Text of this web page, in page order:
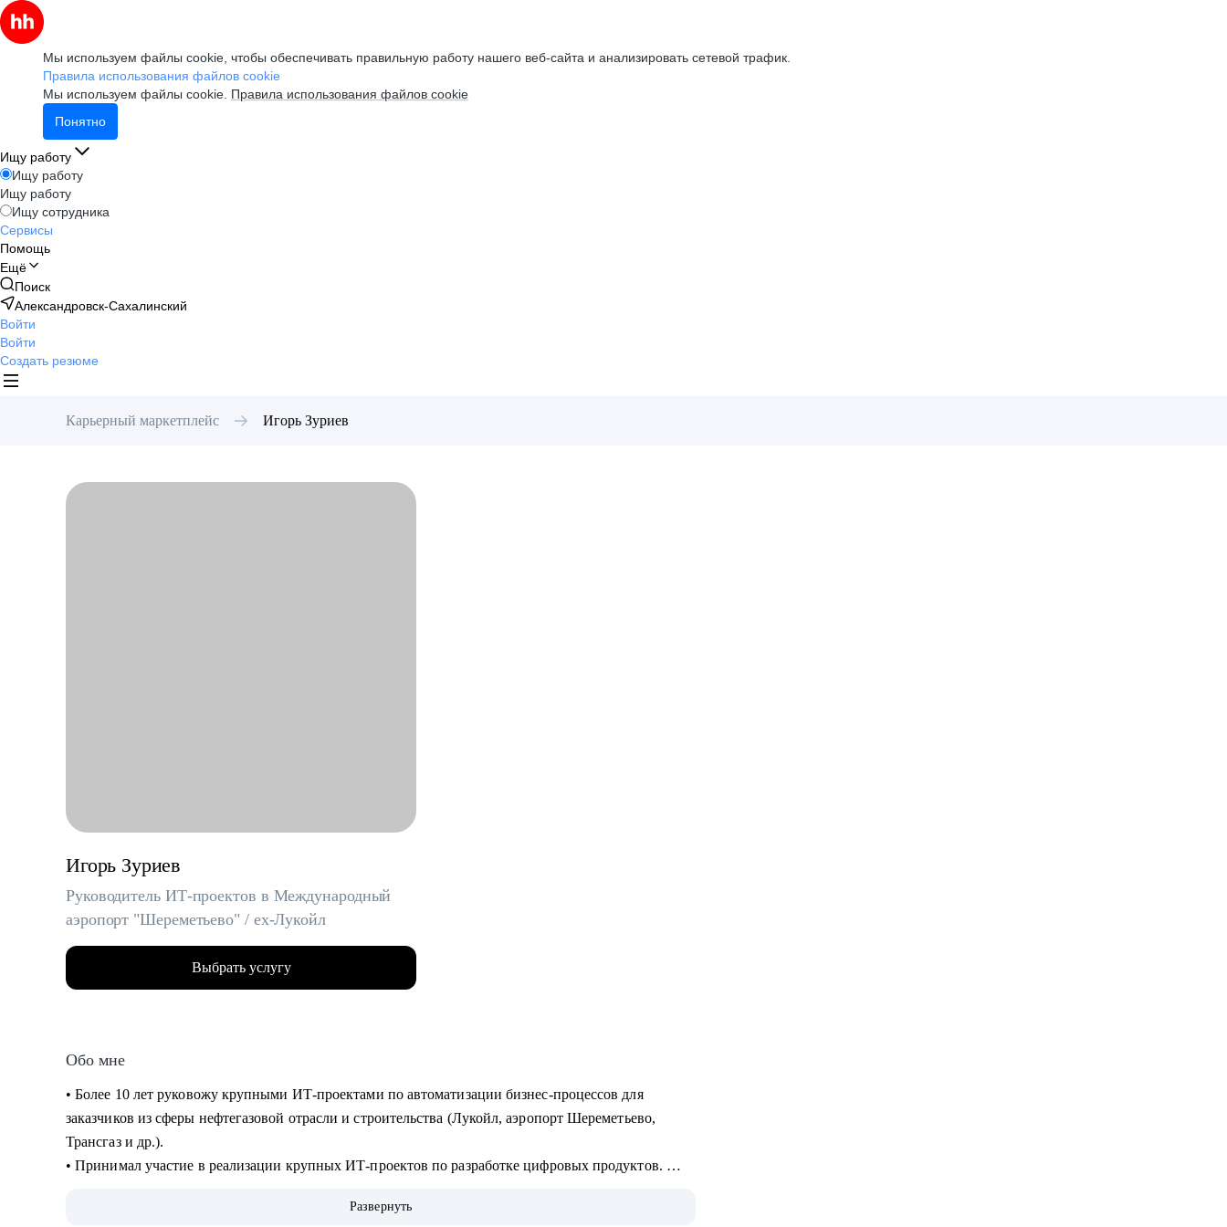
Мы используем файлы cookie, чтобы обеспечивать правильную работу нашего веб-сайта и анализировать сетевой трафик.
Правила использования файлов cookie
Мы используем файлы cookie. Правила использования файлов cookie
Понятно
Ищу работу
Ищу работу
Ищу работу
Ищу сотрудника
Сервисы
Помощь
Ещё
Поиск
Александровск-Сахалинский
Войти
Войти
Создать резюме
Карьерный маркетплейс Игорь Зуриев
Игорь Зуриев
Руководитель ИТ-проектов в Международный
аэропорт "Шереметьево" / ex-Лукойл
Выбрать услугу
Обо мне
• Более 10 лет руковожу крупными ИТ-проектами по автоматизации бизнес-процессов для
заказчиков из сферы нефтегазовой отрасли и строительства (Лукойл, аэропорт Шереметьево,
Трансгаз и др.).
• Принимал участие в реализации крупных ИТ-проектов по разработке цифровых продуктов.
Развернуть